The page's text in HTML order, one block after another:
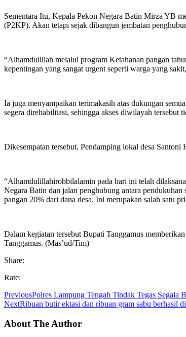
Sementara Itu, Kepala Pekon Negara Batin Mirza YB
(P2KP). Akan tetapi sejak dibangun jembatan
“Alhamdulillah melalui program Ketahanan pangan
kepentingan yang sangat urgent seperti warga yang
Ia juga menyampaikan terimakasih atas dukungan
segera direhabilitasi, sehingga akses diwilayah tersebut
Dikesempatan tersebut, Pendamping lokal desa
“Alhamdulillahirobbilalamin pada hari ini telah
Negara Batin dan jalan penghubung antara
pangan 20% dari dana desa. Ini merupakan salah satu
Dalam kegiatan tersebut Bupati Tanggamus
Tanggamus. (Mas’ud/Tim)
Share:
Rate:
PreviousPolres Lampung Tengah Tindak Tegas Segala
NextRibuan butir ektasi dan ribuan gram sabu berhasil
About The Author